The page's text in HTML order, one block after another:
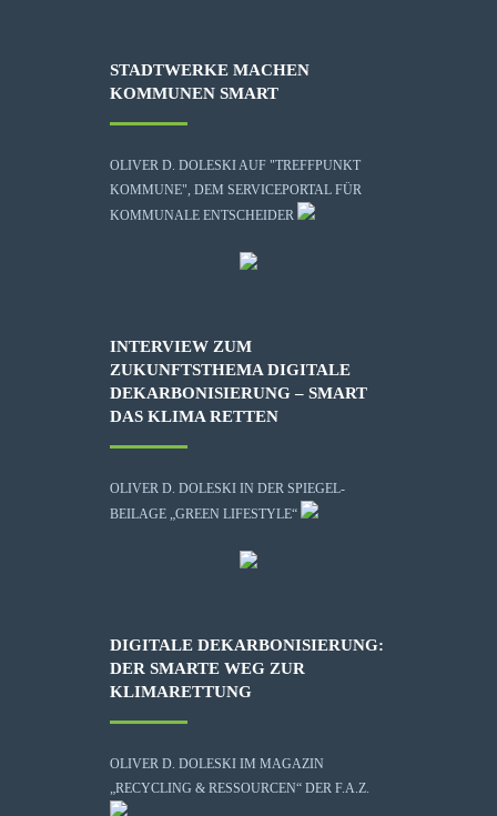
STADTWERKE MACHEN
KOMMUNEN SMART
OLIVER D. DOLESKI AUF "TREFFPUNKT
KOMMUNE", DEM SERVICEPORTAL FÜR
KOMMUNALE ENTSCHEIDER
INTERVIEW ZUM
ZUKUNFTSTHEMA DIGITALE
DEKARBONISIERUNG – SMART
DAS KLIMA RETTEN
OLIVER D. DOLESKI IN DER SPIEGEL-
BEILAGE „GREEN LIFESTYLE“
DIGITALE DEKARBONISIERUNG:
DER SMARTE WEG ZUR
KLIMARETTUNG
OLIVER D. DOLESKI IM MAGAZIN
„RECYCLING & RESSOURCEN“ DER F.A.Z.